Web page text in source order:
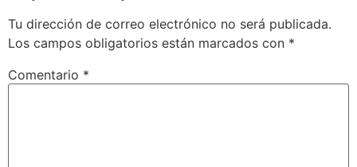
Tu dirección de correo electrónico no será publicada.
Los campos obligatorios están marcados con *
Comentario *